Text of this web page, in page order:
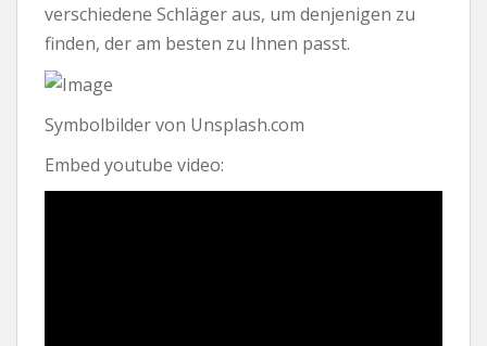
verschiedene Schläger aus, um denjenigen zu
finden, der am besten zu Ihnen passt.
Symbolbilder von Unsplash.com
Embed youtube video: